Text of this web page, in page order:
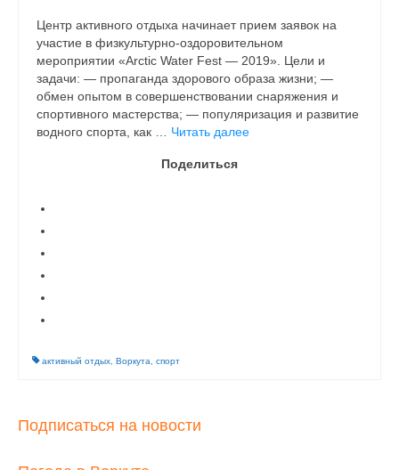
Центр активного отдыха начинает прием заявок на
участие в физкультурно-оздоровительном
мероприятии «Arctic Water Fest — 2019». Цели и
задачи: — пропаганда здорового образа жизни; —
обмен опытом в совершенствовании снаряжения и
спортивного мастерства; — популяризация и развитие
водного спорта, как … Читать далее
Поделиться
активный отдых Воркута спорт
Подписаться на новости